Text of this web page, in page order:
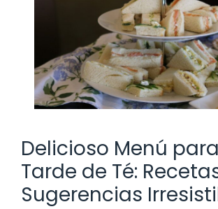
Delicioso Menú
Tarde de Té:
Sugerencias